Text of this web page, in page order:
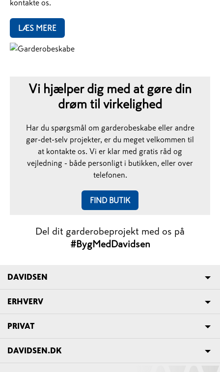
kontakte os.
LÆS MERE
Vi hjælper dig med at gøre din
drøm til virkelighed
Har du spørgsmål om garderobeskabe eller andre
gør-det-selv projekter, er du meget velkommen til
at kontakte os. Vi er klar med gratis råd og
vejledning - både personligt i butikken, eller over
telefonen.​​​​​​​
FIND BUTIK
Del dit garderobeprojekt med os på
#BygMedDavidsen
DAVIDSEN
ERHVERV
PRIVAT
DAVIDSEN.DK